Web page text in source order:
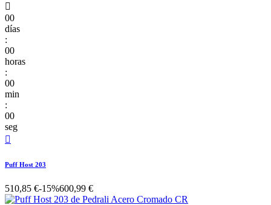

00
días
:
00
horas
:
00
min
:
00
seg

Puff Host 203
510,85 €-15%600,99 €